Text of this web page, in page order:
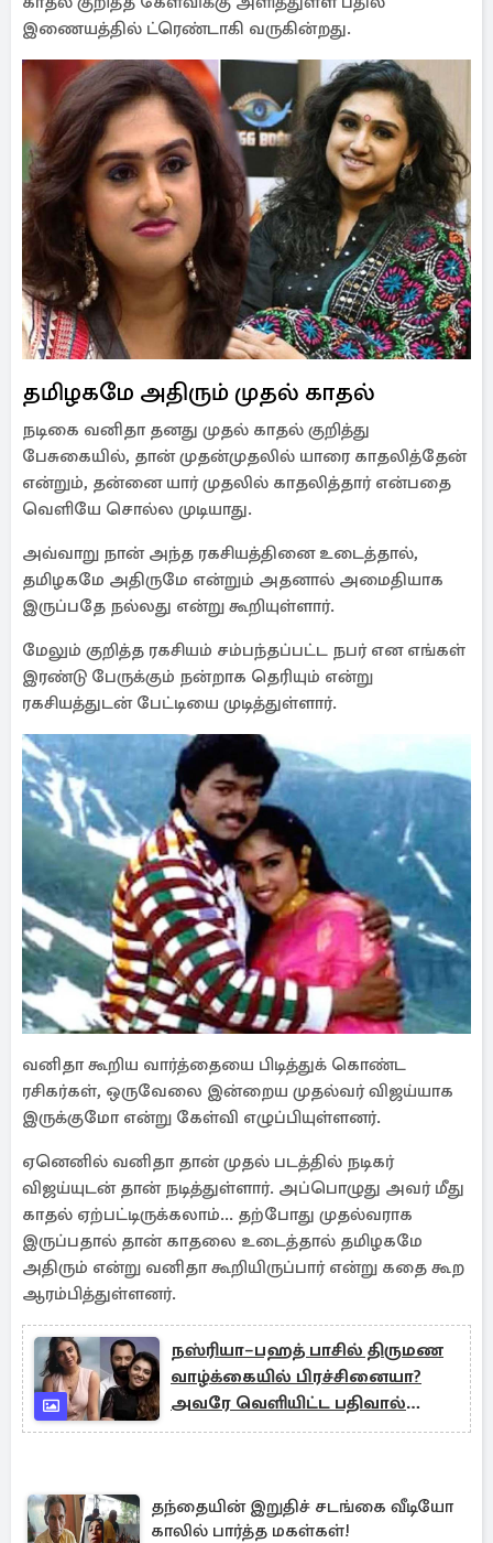
இணையத்தில் ட்ரெண்டாகி வருகின்றது.
தமிழகமே அதிரும் முதல் காதல்
நடிகை வனிதா தனது முதல் காதல் குறித்து
பேசுகையில், தான் முதன்முதலில் யாரை காதலித்தேன்
என்றும், தன்னை யார் முதலில் காதலித்தார் என்பதை
வெளியே சொல்ல முடியாது.
அவ்வாறு நான் அந்த ரகசியத்தினை உடைத்தால்,
தமிழகமே அதிருமே என்றும் அதனால் அமைதியாக
இருப்பதே நல்லது என்று கூறியுள்ளார்.
மேலும் குறித்த ரகசியம் சம்பந்தப்பட்ட நபர் என எங்கள்
இரண்டு பேருக்கும் நன்றாக தெரியும் என்று
ரகசியத்துடன் பேட்டியை முடித்துள்ளார்.
வனிதா கூறிய வார்த்தையை பிடித்துக் கொண்ட
ரசிகர்கள், ஒருவேலை இன்றைய முதல்வர் விஜய்யாக
இருக்குமோ என்று கேள்வி எழுப்பியுள்ளனர்.
ஏனெனில் வனிதா தான் முதல் படத்தில் நடிகர்
விஜய்யுடன் தான் நடித்துள்ளார். அப்பொழுது அவர் மீது
காதல் ஏற்பட்டிருக்கலாம்... தற்போது முதல்வராக
இருப்பதால் தான் காதலை உடைத்தால் தமிழகமே
அதிரும் என்று வனிதா கூறியிருப்பார் என்று கதை கூற
ஆரம்பித்துள்ளனர்.
நஸ்ரியா–பஹத் பாசில் திருமண
வாழ்க்கையில் பிரச்சினையா?
அவரே வெளியிட்ட பதிவால்
பரபரப்பு!
தந்தையின் இறுதிச் சடங்கை வீடியோ
காலில் பார்த்த மகள்கள்!